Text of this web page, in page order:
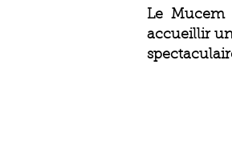
Le Mucem
accueillir